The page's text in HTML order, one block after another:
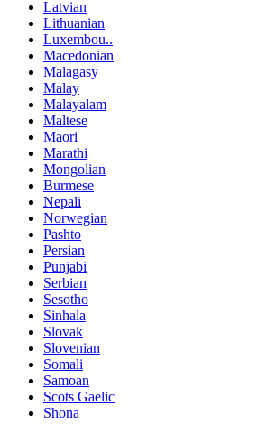
Latvian
Lithuanian
Luxembou..
Macedonian
Malagasy
Malay
Malayalam
Maltese
Maori
Marathi
Mongolian
Burmese
Nepali
Norwegian
Pashto
Persian
Punjabi
Serbian
Sesotho
Sinhala
Slovak
Slovenian
Somali
Samoan
Scots Gaelic
Shona